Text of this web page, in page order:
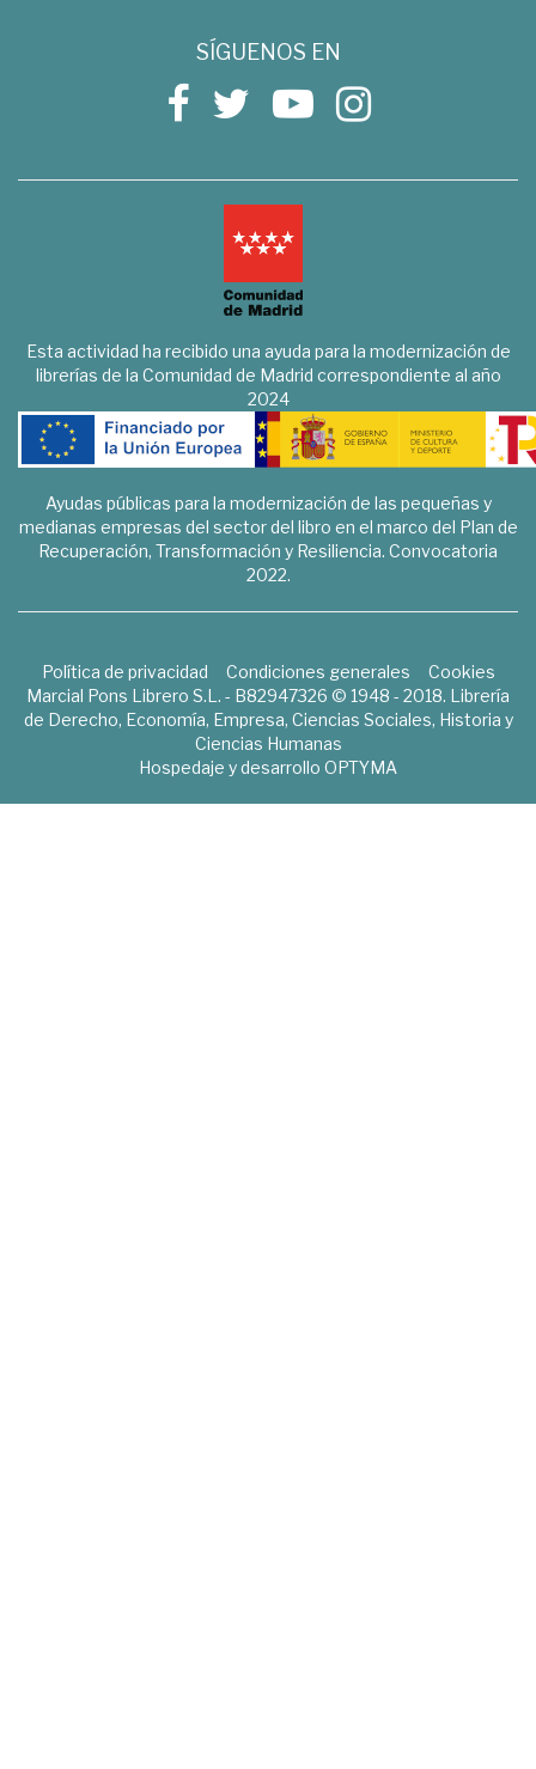
SÍGUENOS EN
Esta actividad ha recibido una ayuda para la modernización de
librerías de la Comunidad de Madrid correspondiente al año
2024
Ayudas públicas para la modernización de las pequeñas y
medianas empresas del sector del libro en el marco del Plan de
Recuperación, Transformación y Resiliencia. Convocatoria
2022.
Política de privacidad Condiciones generales
Cookies
Marcial Pons Librero S.L. - B82947326 © 1948 - 2018. Librería
de Derecho, Economía, Empresa, Ciencias Sociales, Historia y
Ciencias Humanas
Hospedaje y desarrollo OPTYMA